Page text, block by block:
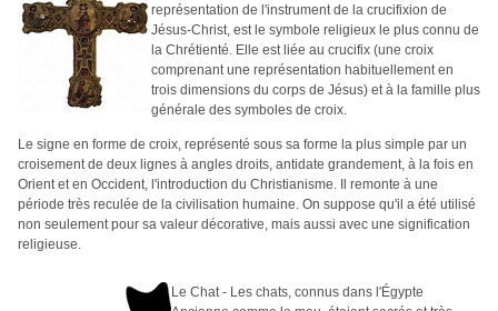
représentation de l'instrument de la crucifixion de
Jésus-Christ, est le symbole religieux le plus connu de
la Chrétienté. Elle est liée au crucifix (une croix
comprenant une représentation habituellement en
trois dimensions du corps de Jésus) et à la famille plus
générale des symboles de croix.
Le signe en forme de croix, représenté sous sa forme la plus simple par un
croisement de deux lignes à angles droits, antidate grandement, à la fois en
Orient et en Occident, l'introduction du Christianisme. Il remonte à une
période très reculée de la civilisation humaine. On suppose qu'il a été utilisé
non seulement pour sa valeur décorative, mais aussi avec une signification
religieuse.
Le Chat - Les chats, connus dans l'Égypte